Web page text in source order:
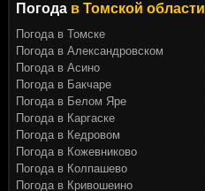
Погода в Томской области
Погода в Томске
Погода в Александровском
Погода в Асино
Погода в Бакчаре
Погода в Белом Яре
Погода в Каргаске
Погода в Кедровом
Погода в Кожевниково
Погода в Колпашево
Погода в Кривошеино